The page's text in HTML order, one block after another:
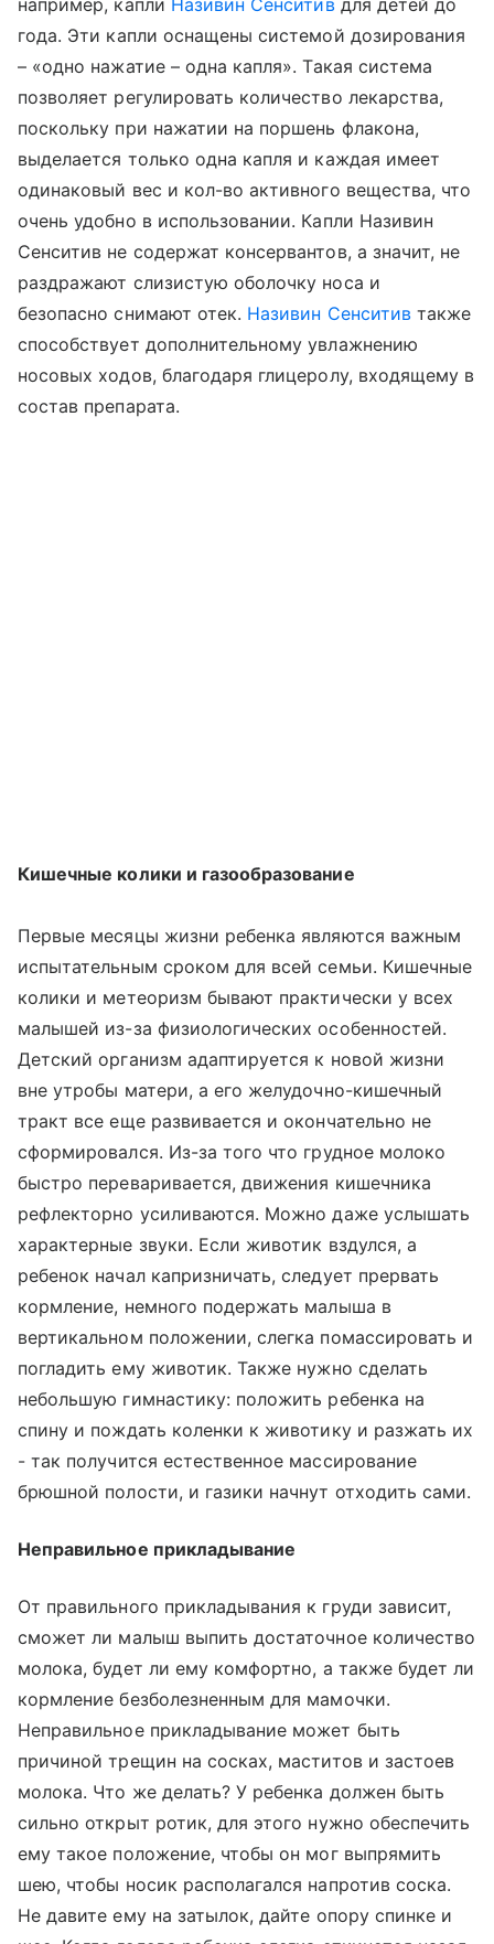
например, капли Називин Сенситивдля детей до
года. Эти капли оснащены системой дозирования
– «одно нажатие – одна капля». Такая система
позволяет регулировать количество лекарства,
поскольку при нажатии на поршень флакона,
выделается только одна капля и каждая имеет
одинаковый вес и кол-во активного вещества, что
очень удобно в использовании. Капли Називин
Сенситив не содержат консервантов, а значит, не
раздражают слизистую оболочку носа и
безопасно снимают отек. Називин Сенситивтакже
способствует дополнительному увлажнению
носовых ходов, благодаря глицеролу, входящему в
состав препарата.
Кишечные колики и газообразование
Первые месяцы жизни ребенка являются важным
испытательным сроком для всей семьи. Кишечные
колики и метеоризм бывают практически у всех
малышей из-за физиологических особенностей.
Детский организм адаптируется к новой жизни
вне утробы матери, а его желудочно-кишечный
тракт все еще развивается и окончательно не
сформировался. Из-за того что грудное молоко
быстро переваривается, движения кишечника
рефлекторно усиливаются. Можно даже услышать
характерные звуки. Если животик вздулся, а
ребенок начал капризничать, следует прервать
кормление, немного подержать малыша в
вертикальном положении, слегка помассировать и
погладить ему животик. Также нужно сделать
небольшую гимнастику: положить ребенка на
спину и пождать коленки к животику и разжать их
- так получится естественное массирование
брюшной полости, и газики начнут отходить сами.
Неправильное прикладывание
От правильного прикладывания к груди зависит,
сможет ли малыш выпить достаточное количество
молока, будет ли ему комфортно, а также будет ли
кормление безболезненным для мамочки.
Неправильное прикладывание может быть
причиной трещин на сосках, маститов и застоев
молока. Что же делать? У ребенка должен быть
сильно открыт ротик, для этого нужно обеспечить
ему такое положение, чтобы он мог выпрямить
шею, чтобы носик располагался напротив соска.
Не давите ему на затылок, дайте опору спинке и